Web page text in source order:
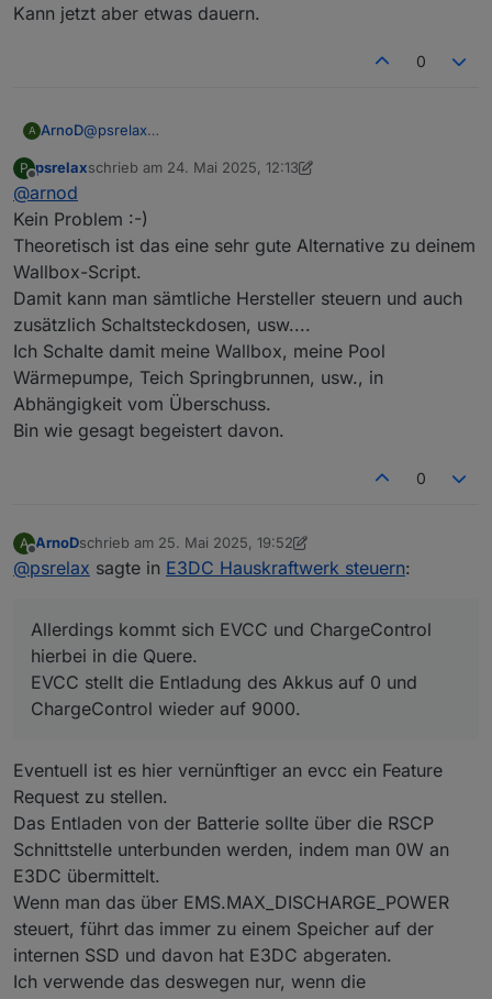
Kann jetzt aber etwas dauern.
0
A ArnoD@psrelax
Das Thema EVCC werde ich mir mal anschauen, es liest
Eventuell kann ich mir dann das Thema Wallbox steuern
Kann jetzt aber etwas dauern.
P
Offline
psrelaxschrieb am 24. Mai 2025, 12:13
zuletzt editiert von psrelax
@arnod
Kein Problem :-)
Theoretisch ist das eine sehr gute Alternative zu deinem
Wallbox-Script.
Damit kann man sämtliche Hersteller steuern und auch
zusätzlich Schaltsteckdosen, usw....
Ich Schalte damit meine Wallbox, meine Pool
Wärmepumpe, Teich Springbrunnen, usw., in
Abhängigkeit vom Überschuss.
Bin wie gesagt begeistert davon.
0
A
Offline
ArnoDschrieb am 25. Mai 2025, 19:52
zuletzt editiert von ArnoD
@psrelax sagte in E3DC Hauskraftwerk steuern:
Allerdings kommt sich EVCC und ChargeControl
hierbei in die Quere.
EVCC stellt die Entladung des Akkus auf 0 und
ChargeControl wieder auf 9000.
Eventuell ist es hier vernünftiger an evcc ein Feature
Request zu stellen.
Das Entladen von der Batterie sollte über die RSCP
Schnittstelle unterbunden werden, indem man 0W an
E3DC übermittelt.
Wenn man das über EMS.MAX_DISCHARGE_POWER
steuert, führt das immer zu einem Speicher auf der
internen SSD und davon hat E3DC abgeraten.
Ich verwende das deswegen nur, wenn die